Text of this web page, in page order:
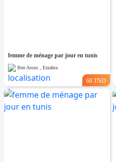
femme de ménage par jour en tunis
Ben Arous , Ezzahra
60 TND